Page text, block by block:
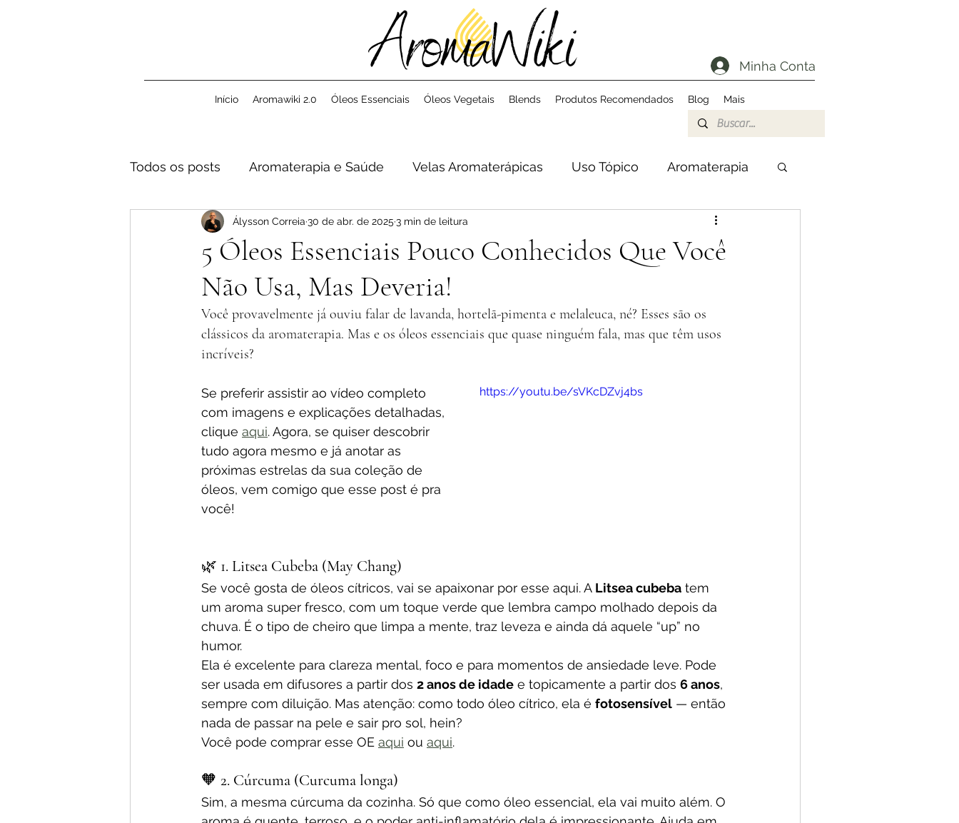
Minha Conta
Início Aromawiki 2.0 Óleos Essenciais Óleos Vegetais Blends Produtos Recomendados Blog Mais
Todos os posts Aromaterapia e Saúde Velas Aromaterápicas Uso Tópico Aromaterapia
Inalação Segurança
5 Óleos Essenciais Pouco Conhecidos Que Você
Não Usa, Mas Deveria!
Álysson Correia 30 de abr. de 2025 3 min de leitura
Você provavelmente já ouviu falar de lavanda, hortelã-pimenta e melaleuca, né? Esses são os
clássicos da aromaterapia. Mas e os óleos essenciais que quase ninguém fala, mas que têm usos
incríveis?
https://youtu.be/sVKcDZvj4bs
Se preferir assistir ao vídeo completo
com imagens e explicações detalhadas,
clique aqui. Agora, se quiser descobrir
tudo agora mesmo e já anotar as
próximas estrelas da sua coleção de
óleos, vem comigo que esse post é pra
você!
🌿 1. Litsea Cubeba (May Chang)
Se você gosta de óleos cítricos, vai se apaixonar por esse aqui. A Litsea cubeba tem
um aroma super fresco, com um toque verde que lembra campo molhado depois da
chuva. É o tipo de cheiro que limpa a mente, traz leveza e ainda dá aquele “up” no
humor.
Ela é excelente para clareza mental, foco e para momentos de ansiedade leve. Pode
ser usada em difusores a partir dos 2 anos de idade e topicamente a partir dos 6 anos,
sempre com diluição. Mas atenção: como todo óleo cítrico, ela é fotosensível — então
nada de passar na pele e sair pro sol, hein?
Você pode comprar esse OE aqui ou aqui.
🧡 2. Cúrcuma (Curcuma longa)
Sim, a mesma cúrcuma da cozinha. Só que como óleo essencial, ela vai muito além. O